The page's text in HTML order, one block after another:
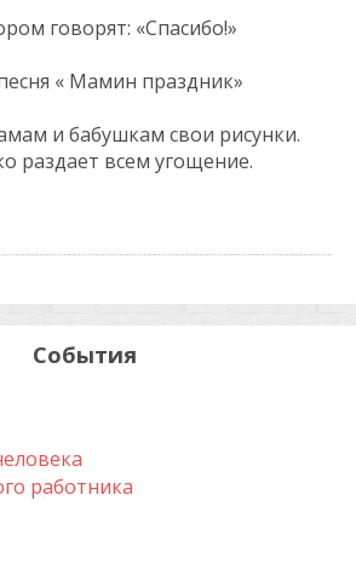
говорят: «Спасибо!»
« Мамин праздник»
и бабушкам свои рисунки.
раздает всем угощение.
События
работника